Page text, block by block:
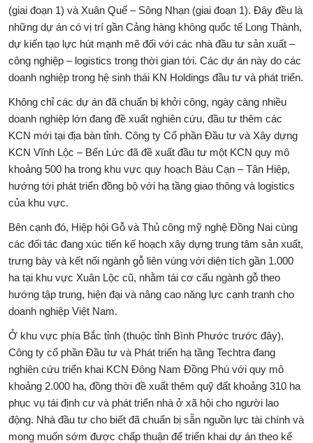
(giai đoạn 1) và Xuân Quế – Sông Nhạn (giai đoạn 1). Đây đều là
những dự án có vị trí gần Cảng hàng không quốc tế Long Thành,
dự kiến tạo lực hút mạnh mẽ đối với các nhà đầu tư sản xuất –
công nghiệp – logistics trong thời gian tới. Các dự án này do các
doanh nghiệp trong hệ sinh thái KN Holdings đầu tư và phát triển.
Không chỉ các dự án đã chuẩn bị khởi công, ngày càng nhiều
doanh nghiệp lớn đang đề xuất nghiên cứu, đầu tư thêm các
KCN mới tại địa bàn tỉnh. Công ty Cổ phần Đầu tư và Xây dựng
KCN Vĩnh Lộc – Bến Lức đã đề xuất đầu tư một KCN quy mô
khoảng 500 ha trong khu vực quy hoạch Bàu Cạn – Tân Hiệp,
hướng tới phát triển đồng bộ với hạ tầng giao thông và logistics
của khu vực.
Bên cạnh đó, Hiệp hội Gỗ và Thủ công mỹ nghệ Đồng Nai cùng
các đối tác đang xúc tiến kế hoạch xây dựng trung tâm sản xuất,
trưng bày và kết nối ngành gỗ liên vùng với diện tích gần 1.000
ha tại khu vực Xuân Lộc cũ, nhằm tái cơ cấu ngành gỗ theo
hướng tập trung, hiện đại và nâng cao năng lực cạnh tranh cho
doanh nghiệp Việt Nam.
Ở khu vực phía Bắc tỉnh (thuộc tỉnh Bình Phước trước đây),
Công ty cổ phần Đầu tư và Phát triển hạ tầng Techtra đang
nghiên cứu triển khai KCN Đông Nam Đồng Phú với quy mô
khoảng 2.000 ha, đồng thời đề xuất thêm quỹ đất khoảng 310 ha
phục vụ tái định cư và phát triển nhà ở xã hội cho người lao
động. Nhà đầu tư cho biết đã chuẩn bị sẵn nguồn lực tài chính và
mong muốn sớm được chấp thuận để triển khai dự án theo kế